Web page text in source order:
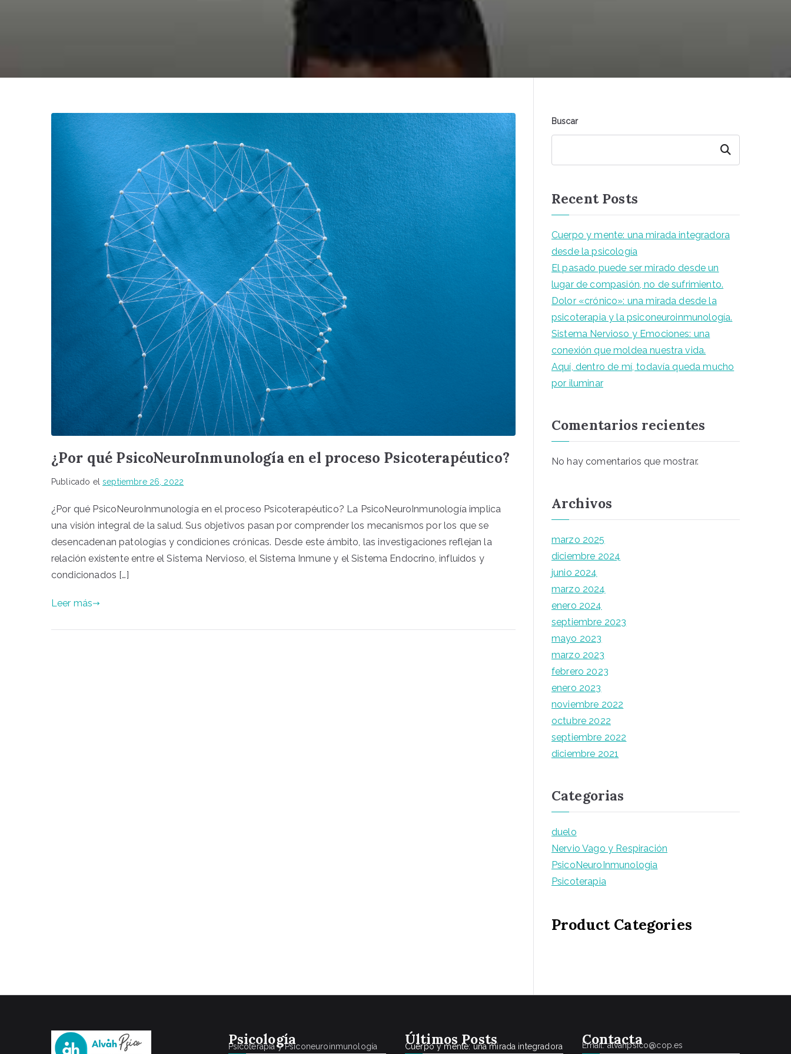
¿Por qué PsicoNeuroInmunología en el proceso Psicoterapéutico?
Publicado elseptiembre 26, 2022
¿Por qué PsicoNeuroInmunología en el proceso Psicoterapéutico? La PsicoNeuroInmunología implica
una visión integral de la salud. Sus objetivos pasan por comprender los mecanismos por los que se
desencadenan patologías y condiciones crónicas. Desde este ámbito, las investigaciones reflejan la
relación existente entre el Sistema Nervioso, el Sistema Inmune y el Sistema Endocrino, influidos y
condicionados […]
Leer más
Buscar
Buscar
Recent Posts
Cuerpo y mente: una mirada integradora
desde la psicología
El pasado puede ser mirado desde un
lugar de compasión, no de sufrimiento.
Dolor «crónico»: una mirada desde la
psicoterapia y la psiconeuroinmunología.
Sistema Nervioso y Emociones: una
conexión que moldea nuestra vida.
Aquí, dentro de mí, todavía queda mucho
por iluminar
Comentarios recientes
No hay comentarios que mostrar.
Archivos
marzo 2025
diciembre 2024
junio 2024
marzo 2024
enero 2024
septiembre 2023
mayo 2023
marzo 2023
febrero 2023
enero 2023
noviembre 2022
octubre 2022
septiembre 2022
diciembre 2021
Categorias
duelo
Nervio Vago y Respiración
PsicoNeuroInmunologia
Psicoterapia
Product Categories
Psicología
Psicoterapia y Psiconeuroinmunología Últimos Posts
Cuerpo y mente: una mirada integradora Contacta
Email: alvahpsico@cop.es